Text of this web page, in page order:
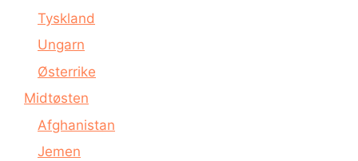
Tyskland
Ungarn
Østerrike
Midtøsten
Afghanistan
Jemen